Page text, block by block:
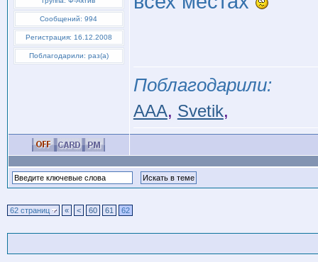
Сообщений: 994
Регистрация: 16.12.2008
Поблагодарили: раз(а)
Поблагодарили:
AAA, Svetik,
62 страниц « < 60 61 62